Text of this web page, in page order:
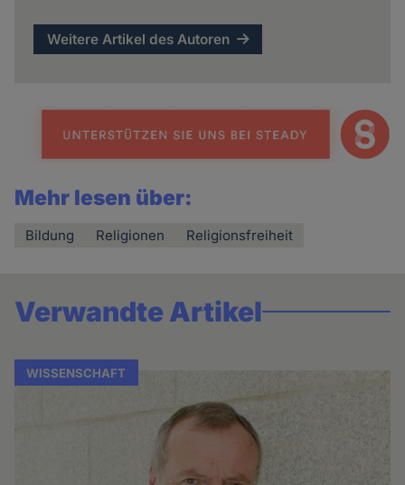
Weitere Artikel des Autoren
Mehr lesen über:
Bildung Religionen Religionsfreiheit
Verwandte Artikel
WISSENSCHAFT